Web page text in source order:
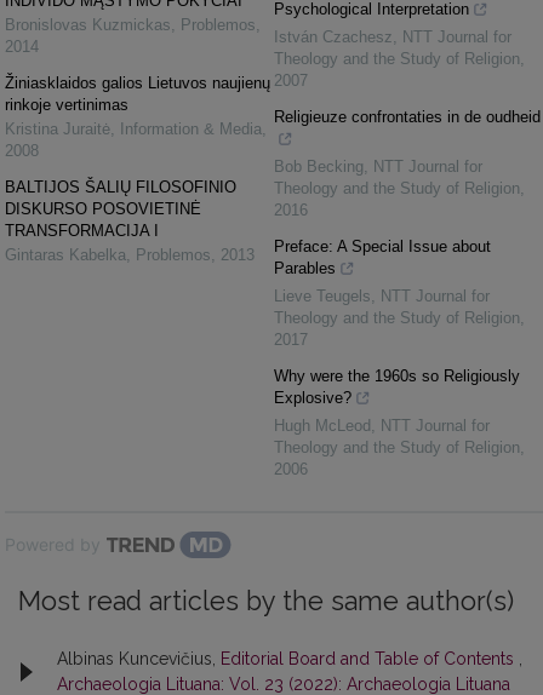
Bronislovas Kuzmickas, Problemos,
2014
Žiniasklaidos galios Lietuvos naujienų
rinkoje vertinimas
Kristina Juraitė, Information & Media,
2008
BALTIJOS ŠALIŲ FILOSOFINIO
DISKURSO POSOVIETINĖ
TRANSFORMACIJA I
Gintaras Kabelka, Problemos, 2013
Psychological Interpretation
István Czachesz, NTT Journal for
Theology and the Study of Religion,
2007
Religieuze confrontaties in de oudheid
Bob Becking, NTT Journal for
Theology and the Study of Religion,
2016
Preface: A Special Issue about
Parables
Lieve Teugels, NTT Journal for
Theology and the Study of Religion,
2017
Why were the 1960s so Religiously
Explosive?
Hugh McLeod , NTT Journal for
Theology and the Study of Religion,
2006
Powered by
Most read articles by the same author(s)
Albinas Kuncevičius, Editorial Board and Table of Contents
Archaeologia Lituana: Vol. 23 (2022): Archaeologia Lituana